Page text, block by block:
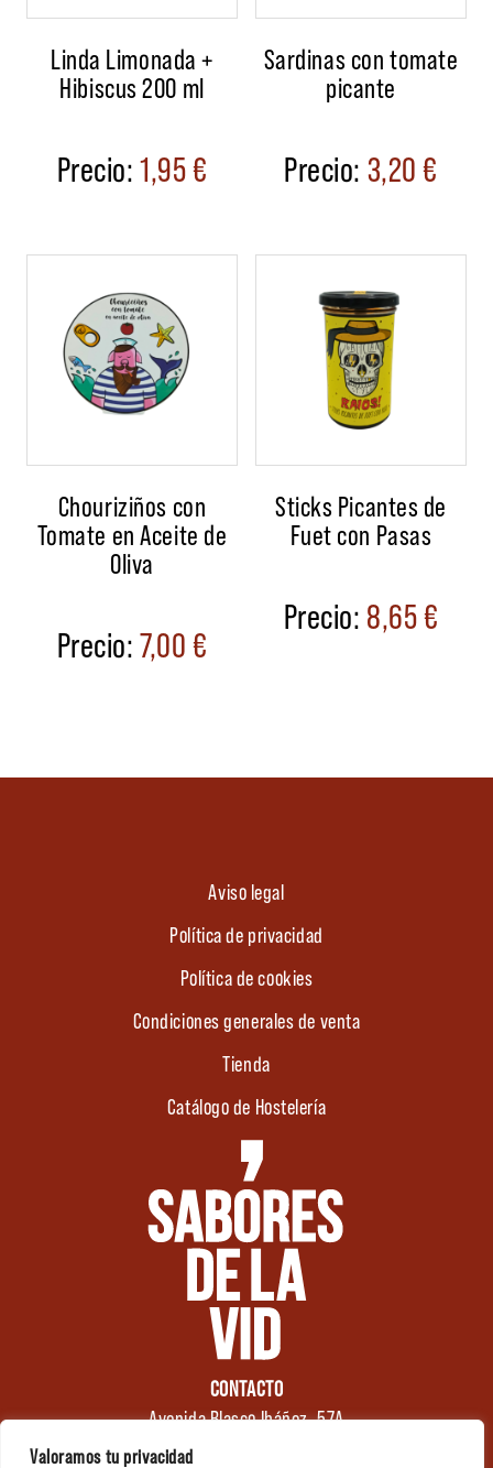
Valoramos tu privacidad
Linda Limonada +
Hibiscus 200 ml
1,95€
Sardinas con tomate
picante
3,20€
Chouriziños con
Tomate en Aceite de
Oliva
7,00€
Sticks Picantes de
Fuet con Pasas
8,65€
Aviso legal
Política de privacidad
Política de cookies
Condiciones generales de venta
Tienda
Catálogo de Hostelería
CONTACTO
Avenida Blasco Ibáñez, 57A